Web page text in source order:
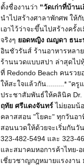
ตั้งชื่องานว่า "วัดเก่าที่บ้าน
นำไปสร้างศาลาพักศพ ให้
เอาไว้ว่าจะขึ้นไปสร้างครั้
จริงๆ ยอดหญิง ณญดา ธน
อินชัวรันส์ ร้านอาหารหลา
ร้านนวดแบบสปา ล่าสุดไป
ที่ Redondo Beach คนรว
ให้สะใจแล้วกัน.........* "ครู
ประชาสัมพันธ์ให้คลินิค Dr.
ฤทัย ศรีแดงจันทร์ไม่ยอมน้
คลาสสอน "โยคะ" ทุกวันอา
สอนนวดให้ด้วยจะเริ่มกันวั
323-482-5494 และ 323-
และสมาคมหอการค้าไทย-
เชี่ยวชาญกฎหมายแรงงาน